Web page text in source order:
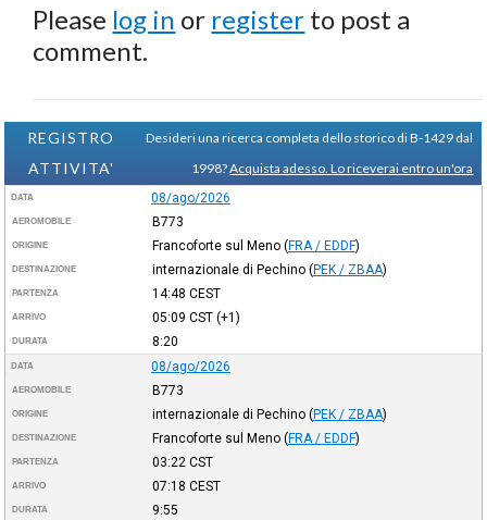
Please log in or register to post a
comment.
REGISTRO
ATTIVITA'
Desideri una ricerca completa dello storico di B-1429 dal
1998?Acquista adesso. Lo riceverai entro un'ora
DATA 08/ago/2026
AEROMOBILE B773
ORIGINE Francoforte sul Meno (FRA / EDDF)
DESTINAZIONE internazionale di Pechino (PEK / ZBAA)
PARTENZA 14:48 CEST
ARRIVO 05:09 CST(+1)
DURATA 8:20
DATA 08/ago/2026
AEROMOBILE B773
ORIGINE internazionale di Pechino (PEK / ZBAA)
DESTINAZIONE Francoforte sul Meno (FRA / EDDF)
PARTENZA 03:22 CST
ARRIVO 07:18 CEST
DURATA 9:55